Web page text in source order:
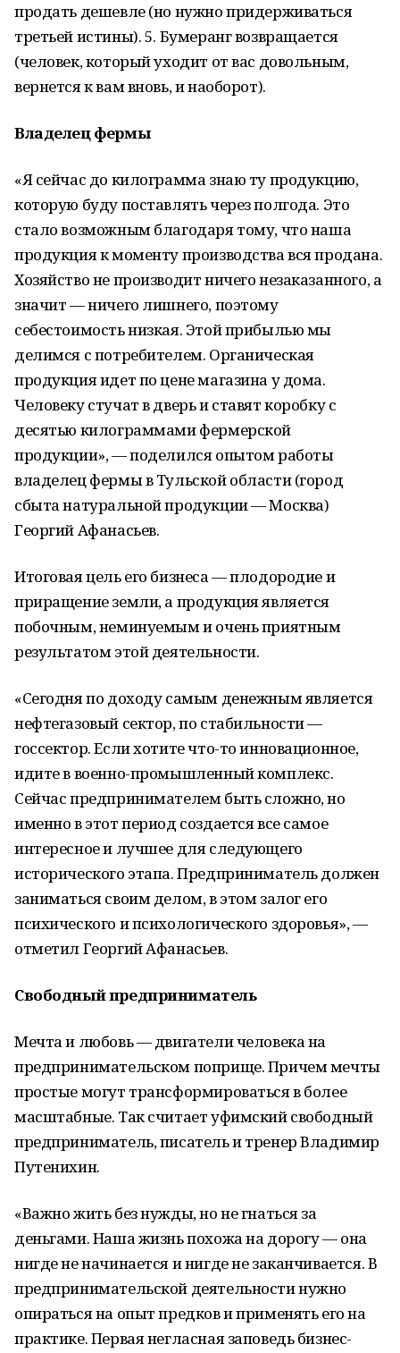
продать дешевле (но нужно придерживаться
третьей истины). 5. Бумеранг возвращается
(человек, который уходит от вас довольным,
вернется к вам вновь, и наоборот).
Владелец фермы
«Я сейчас до килограмма знаю ту продукцию,
которую буду поставлять через полгода. Это
стало возможным благодаря тому, что наша
продукция к моменту производства вся продана.
Хозяйство не производит ничего незаказанного, а
значит — ничего лишнего, поэтому
себестоимость низкая. Этой прибылью мы
делимся с потребителем. Органическая
продукция идет по цене магазина у дома.
Человеку стучат в дверь и ставят коробку с
десятью килограммами фермерской
продукции», — поделился опытом работы
владелец фермы в Тульской области (город
сбыта натуральной продукции — Москва)
Георгий Афанасьев.
Итоговая цель его бизнеса — плодородие и
приращение земли, а продукция является
побочным, неминуемым и очень приятным
результатом этой деятельности.
«Сегодня по доходу самым денежным является
нефтегазовый сектор, по стабильности —
госсектор. Если хотите что-то инновационное,
идите в военно-промышленный комплекс.
Сейчас предпринимателем быть сложно, но
именно в этот период создается все самое
интересное и лучшее для следующего
исторического этапа. Предприниматель должен
заниматься своим делом, в этом залог его
психического и психологического здоровья», —
отметил Георгий Афанасьев.
Свободный предприниматель
Мечта и любовь — двигатели человека на
предпринимательском поприще. Причем мечты
простые могут трансформироваться в более
масштабные. Так считает уфимский свободный
предприниматель, писатель и тренер Владимир
Путенихин.
«Важно жить без нужды, но не гнаться за
деньгами. Наша жизнь похожа на дорогу — она
нигде не начинается и нигде не заканчивается. В
предпринимательской деятельности нужно
опираться на опыт предков и применять его на
практике. Первая негласная заповедь бизнес-